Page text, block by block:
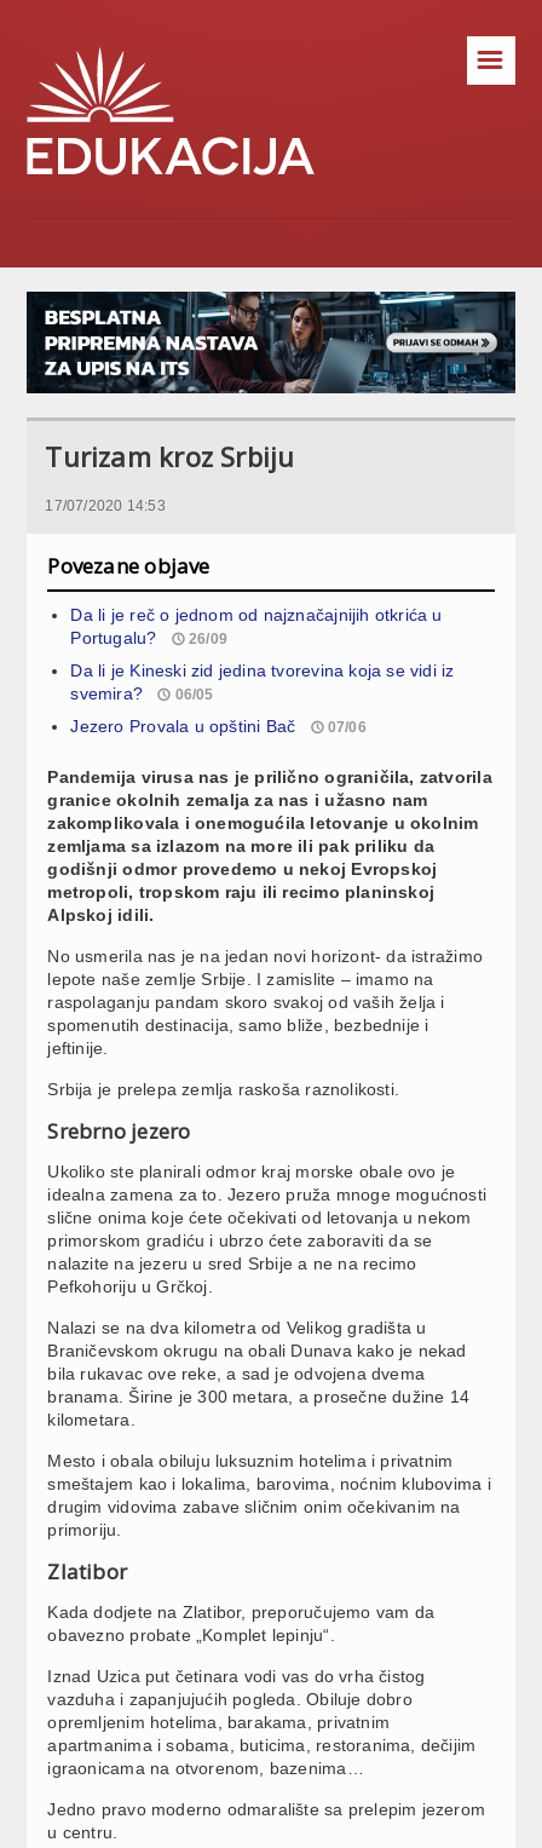
☰
Turizam kroz Srbiju
17/07/2020 14:53
Povezane objave
Da li je reč o jednom od najznačajnijih otkrića u
Portugalu?
26/09
Da li je Kineski zid jedina tvorevina koja se vidi iz
svemira?
06/05
Jezero Provala u opštini Bač 07/06
Pandemija virusa nas je prilično ograničila, zatvorila
granice okolnih zemalja za nas i užasno nam
zakomplikovala i onemogućila letovanje u okolnim
zemljama sa izlazom na more ili pak priliku da
godišnji odmor provedemo u nekoj Evropskoj
metropoli, tropskom raju ili recimo planinskoj
Alpskoj idili.
No usmerila nas je na jedan novi horizont- da istražimo
lepote naše zemlje Srbije. I zamislite – imamo na
raspolaganju pandam skoro svakoj od vaših želja i
spomenutih destinacija, samo bliže, bezbednije i
jeftinije.
Srbija je prelepa zemlja raskoša raznolikosti.
Srebrno jezero
Ukoliko ste planirali odmor kraj morske obale ovo je
idealna zamena za to. Jezero pruža mnoge mogućnosti
slične onima koje ćete očekivati od letovanja u nekom
primorskom gradiću i ubrzo ćete zaboraviti da se
nalazite na jezeru u sred Srbije a ne na recimo
Pefkohoriju u Grčkoj.
Nalazi se na dva kilometra od Velikog gradišta u
Braničevskom okrugu na obali Dunava kako je nekad
bila rukavac ove reke, a sad je odvojena dvema
branama. Širine je 300 metara, a prosečne dužine 14
kilometara.
Mesto i obala obiluju luksuznim hotelima i privatnim
smeštajem kao i lokalima, barovima, noćnim klubovima i
drugim vidovima zabave sličnim onim očekivanim na
primoriju.
Zlatibor
Kada dodjete na Zlatibor, preporučujemo vam da
obavezno probate „Komplet lepinju“.
Iznad Uzica put četinara vodi vas do vrha čistog
vazduha i zapanjujućih pogleda. Obiluje dobro
opremljenim hotelima, barakama, privatnim
apartmanima i sobama, buticima, restoranima, dečijim
igraonicama na otvorenom, bazenima…
Jedno pravo moderno odmaralište sa prelepim jezerom
u centru.